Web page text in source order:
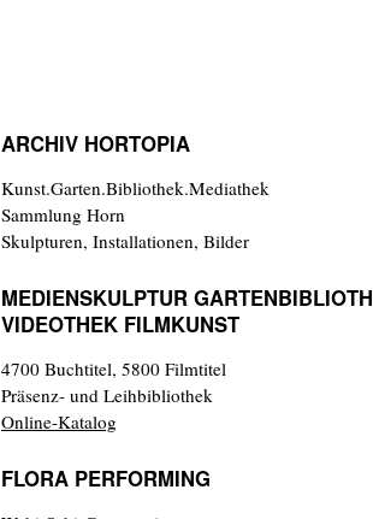
ARCHIV HORTOPIA
Kunst.Garten.Bibliothek.Mediathek
Sammlung Horn
Skulpturen, Installationen, Bilder
MEDIENSKULPTUR
VIDEOTHEK FILMKUNST
4700 Buchtitel, 5800 Filmtitel
Präsenz- und Leihbibliothek
Online-Katalog
FLORA PERFORMING